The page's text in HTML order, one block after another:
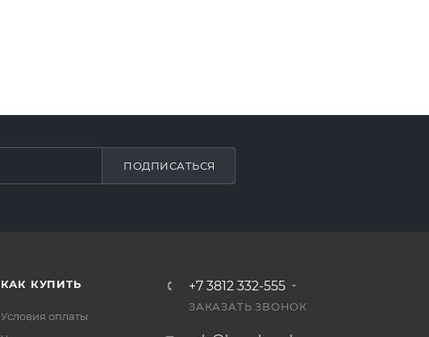
ПОДПИСАТЬСЯ
КАК КУПИТЬ
Условия оплаты
+7 3812 332-555
ЗАКАЗАТЬ ЗВОНОК